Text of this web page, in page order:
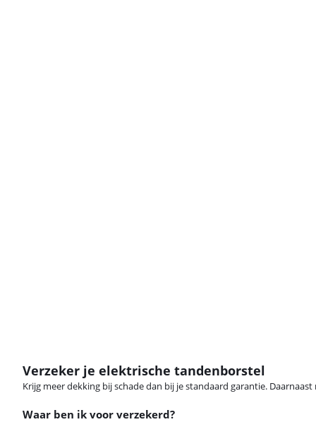
Verzeker je elektrische tandenborstel
Krijg meer dekking bij schade dan bij je standaard garantie.
Waar ben ik voor verzekerd?